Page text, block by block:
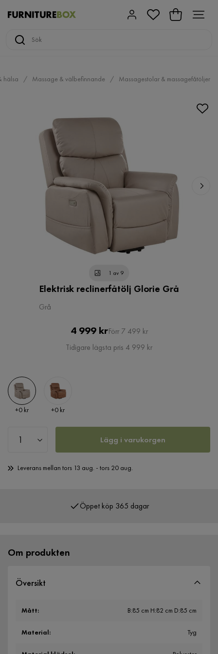
hälsa Massage & välbefinnande Massagestolar & massagefåtöljer
1 av 9
Elektrisk reclinerfåtölj Glorie Grå
Grå
Pris
4 999 krOriginal
Pris
Förr 7 499 kr
Tidigare lägsta pris 4 999 kr
Pris
+0 kr Pris
+0 kr
Lägg i varukorgen
Leverans mellan tors 13 aug. - tors 20 aug.
Om produkten
Översikt
Mått: B:85 cm H:82 cm D:85 cm
Material: Tyg